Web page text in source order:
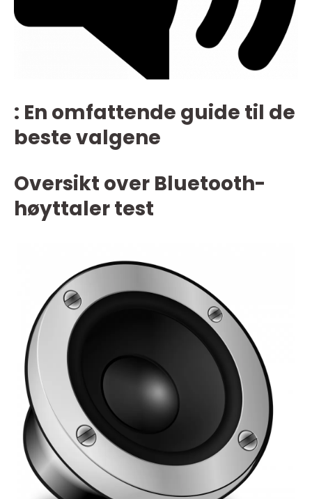
: En omfattende guide til de
beste valgene
Oversikt over Bluetooth-
høyttaler test